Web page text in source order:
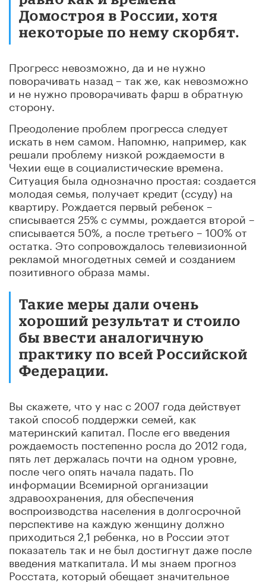
Домостроя в России, хотя
некоторые по нему скорбят.
Прогресс невозможно, да и не нужно
поворачивать назад – так же, как невозможно
и не нужно проворачивать фарш в обратную
сторону.
Преодоление проблем прогресса следует
искать в нем самом. Напомню, например, как
решали проблему низкой рождаемости в
Чехии еще в социалистические времена.
Ситуация была однозначно простая: создается
молодая семья, получает кредит (ссуду) на
квартиру. Рождается первый ребенок –
списывается 25% с суммы, рождается второй –
списывается 50%, а после третьего – 100% от
остатка. Это сопровождалось телевизионной
рекламой многодетных семей и созданием
позитивного образа мамы.
Такие меры дали очень
хороший результат и стоило
бы ввести аналогичную
практику по всей Российской
Федерации.
Вы скажете, что у нас с 2007 года действует
такой способ поддержки семей, как
материнский капитал. После его введения
рождаемость постепенно росла до 2012 года,
пять лет держалась почти на одном уровне,
после чего опять начала падать. По
информации Всемирной организации
здравоохранения, для обеспечения
воспроизводства населения в долгосрочной
перспективе на каждую женщину должно
приходиться 2,1 ребенка, но в России этот
показатель так и не был достигнут даже после
введения маткапитала. И мы знаем прогноз
Росстата, который обещает значительное